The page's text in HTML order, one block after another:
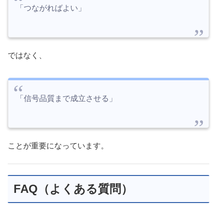
「つながればよい」
ではなく、
「信号品質まで成立させる」
ことが重要になっています。
FAQ（よくある質問）